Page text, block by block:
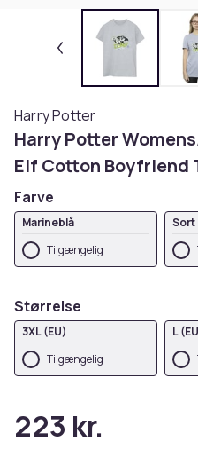
Harry Potter
Harry Potter
Elf Cotton Boyfriend
Farve
Marineblå
Tilgængelig
Sort
Størrelse
3XL (EU)
Tilgængelig
L
223 kr.